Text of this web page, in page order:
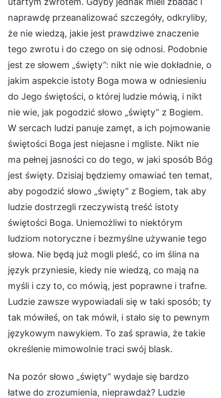
naprawdę przeanalizować szczegóły, odkryliby,
że nie wiedzą, jakie jest prawdziwe znaczenie
tego zwrotu i do czego on się odnosi. Podobnie
jest ze słowem „święty”: nikt nie wie dokładnie, o
jakim aspekcie istoty Boga mowa w odniesieniu
do Jego świętości, o której ludzie mówią, i nikt
nie wie, jak pogodzić słowo „święty” z Bogiem.
W sercach ludzi panuje zamęt, a ich pojmowanie
świętości Boga jest niejasne i mgliste. Nikt nie
ma pełnej jasności co do tego, w jaki sposób Bóg
jest święty. Dzisiaj będziemy omawiać ten temat,
aby pogodzić słowo „święty” z Bogiem, tak aby
ludzie dostrzegli rzeczywistą treść istoty
świętości Boga. Uniemożliwi to niektórym
ludziom notoryczne i bezmyślne używanie tego
słowa. Nie będą już mogli pleść, co im ślina na
język przyniesie, kiedy nie wiedzą, co mają na
myśli i czy to, co mówią, jest poprawne i trafne.
Ludzie zawsze wypowiadali się w taki sposób; ty
tak mówiłeś, on tak mówił, i stało się to pewnym
językowym nawykiem. To zaś sprawia, że takie
określenie mimowolnie traci swój blask.
Na pozór słowo „święty” wydaje się bardzo
łatwe do zrozumienia, nieprawdaż? Ludzie